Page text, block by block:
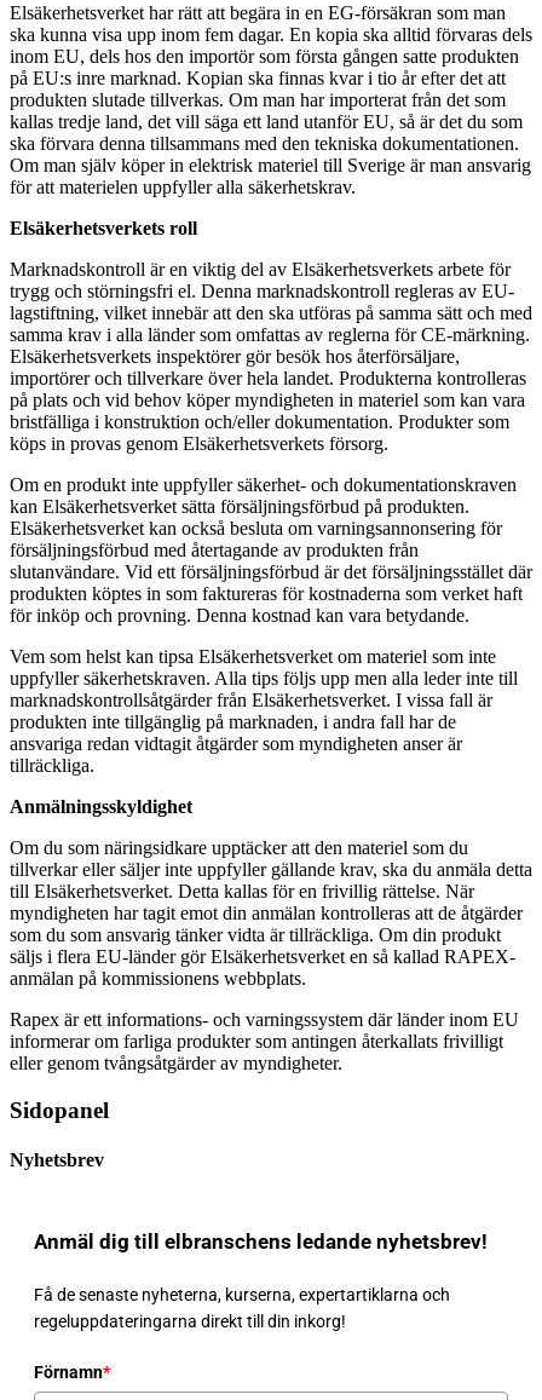
Elsäkerhetsverket har rätt att begära in en EG-försäkran som man
ska kunna visa upp inom fem dagar. En kopia ska alltid förvaras dels
inom EU, dels hos den importör som första gången satte produkten
på EU:s inre marknad. Kopian ska finnas kvar i tio år efter det att
produkten slutade tillverkas. Om man har importerat från det som
kallas tredje land, det vill säga ett land utanför EU, så är det du som
ska förvara denna tillsammans med den tekniska dokumentationen.
Om man själv köper in elektrisk materiel till Sverige är man ansvarig
för att materielen uppfyller alla säkerhetskrav.
Elsäkerhetsverkets roll
Marknadskontroll är en viktig del av Elsäkerhetsverkets arbete för
trygg och störningsfri el. Denna marknadskontroll regleras av EU-
lagstiftning, vilket innebär att den ska utföras på samma sätt och med
samma krav i alla länder som omfattas av reglerna för CE-märkning.
Elsäkerhetsverkets inspektörer gör besök hos återförsäljare,
importörer och tillverkare över hela landet. Produkterna kontrolleras
på plats och vid behov köper myndigheten in materiel som kan vara
bristfälliga i konstruktion och/eller dokumentation. Produkter som
köps in provas genom Elsäkerhetsverkets försorg.
Om en produkt inte uppfyller säkerhet- och dokumentationskraven
kan Elsäkerhetsverket sätta försäljningsförbud på produkten.
Elsäkerhetsverket kan också besluta om varningsannonsering för
försäljningsförbud med återtagande av produkten från
slutanvändare. Vid ett försäljningsförbud är det försäljningsstället där
produkten köptes in som faktureras för kostnaderna som verket haft
för inköp och provning. Denna kostnad kan vara betydande.
Vem som helst kan tipsa Elsäkerhetsverket om materiel som inte
uppfyller säkerhetskraven. Alla tips följs upp men alla leder inte till
marknadskontrollsåtgärder från Elsäkerhetsverket. I vissa fall är
produkten inte tillgänglig på marknaden, i andra fall har de
ansvariga redan vidtagit åtgärder som myndigheten anser är
tillräckliga.
Anmälningsskyldighet
Om du som näringsidkare upptäcker att den materiel som du
tillverkar eller säljer inte uppfyller gällande krav, ska du anmäla detta
till Elsäkerhetsverket. Detta kallas för en frivillig rättelse. När
myndigheten har tagit emot din anmälan kontrolleras att de åtgärder
som du som ansvarig tänker vidta är tillräckliga. Om din produkt
säljs i flera EU-länder gör Elsäkerhetsverket en så kallad RAPEX-
anmälan på kommissionens webbplats.
Rapex är ett informations- och varningssystem där länder inom EU
informerar om farliga produkter som antingen återkallats frivilligt
eller genom tvångsåtgärder av myndigheter.
Sidopanel
Nyhetsbrev
Anmäl dig till elbranschens ledande nyhetsbrev!
Få de senaste nyheterna, kurserna, expertartiklarna och
regeluppdateringarna direkt till din inkorg!
Förnamn*